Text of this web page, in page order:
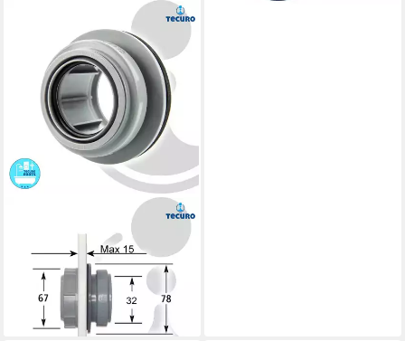
Ablaufrohr Anschraub-Muffe
DN 32 Rohraufnahme, für
Reinigungsdeckel - KS-grau
21,69 €
lieferbar - in 3-4 Werktagen bei dir